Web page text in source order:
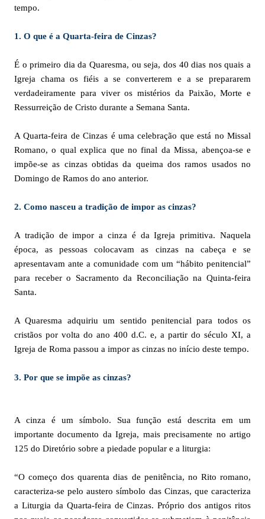
tempo.
1. O que é a Quarta-feira de Cinzas?
É o primeiro dia da Quaresma, ou seja, dos 40 dias nos quais a
Igreja chama os fiéis a se converterem e a se prepararem
verdadeiramente para viver os mistérios da Paixão, Morte e
Ressurreição de Cristo durante a Semana Santa.
A Quarta-feira de Cinzas é uma celebração que está no Missal
Romano, o qual explica que no final da Missa, abençoa-se e
impõe-se as cinzas obtidas da queima dos ramos usados no
Domingo de Ramos do ano anterior.
2. Como nasceu a tradição de impor as cinzas?
A tradição de impor a cinza é da Igreja primitiva. Naquela
época, as pessoas colocavam as cinzas na cabeça e se
apresentavam ante a comunidade com um “hábito penitencial”
para receber o Sacramento da Reconciliação na Quinta-feira
Santa.
A Quaresma adquiriu um sentido penitencial para todos os
cristãos por volta do ano 400 d.C. e, a partir do século XI, a
Igreja de Roma passou a impor as cinzas no início deste tempo.
3. Por que se impõe as cinzas?
A cinza é um símbolo. Sua função está descrita em um
importante documento da Igreja, mais precisamente no artigo
125 do Diretório sobre a piedade popular e a liturgia:
“O começo dos quarenta dias de penitência, no Rito romano,
caracteriza-se pelo austero símbolo das Cinzas, que caracteriza
a Liturgia da Quarta-feira de Cinzas. Próprio dos antigos ritos